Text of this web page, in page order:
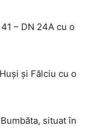
– DN 24A cu o
și Fălciu cu o
situat în